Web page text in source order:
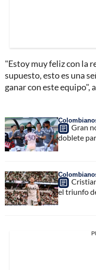
"Estoy muy feliz con la
supuesto, esto es una
ganar con este equipo",
Gran
doblete
el triunfo